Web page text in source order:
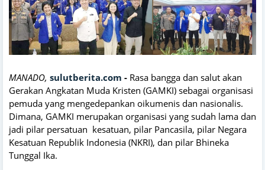
MANADO, sulutberita.com - Rasa bangga dan salut akan
Gerakan Angkatan Muda Kristen (GAMKI) sebagai organisasi
pemuda yang mengedepankan oikumenis dan nasionalis.
Dimana, GAMKI merupakan organisasi yang sudah lama dan
jadi pilar persatuan kesatuan, pilar Pancasila, pilar Negara
Kesatuan Republik Indonesia (NKRI), dan pilar Bhineka
Tunggal Ika.